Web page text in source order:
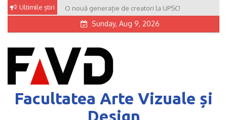
Skip
content
Ultimile știri O nouă generație de creatori la UPSC!
Sunday, Aug 9, 2026
Facultatea Arte Vizuale și
Design